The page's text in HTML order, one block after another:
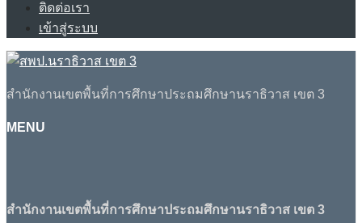
ติดต่อเรา
เข้าสู่ระบบ
สำนักงานเขตพื้นที่การศึกษาประถมศึกษานราธิวาส เขต 3
MENU
สำนักงานเขตพื้นที่การศึกษาประถมศึกษานราธิวาส เขต 3